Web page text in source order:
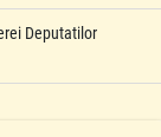
Deputatilor